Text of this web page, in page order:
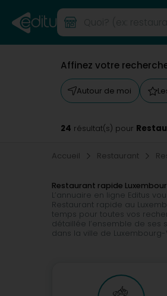
Affinez votre
Autour de moi
24 résultat(s) pour
Accueil Restaurant
Restaurant rapide
L’annuaire en ligne Editus
Restaurant rapide au
temps pour toutes vos
détaillée l’ensemble de ses
dans la ville de